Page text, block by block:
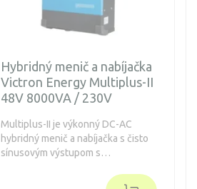
Hybridný menič a nabíjačka
Victron Energy Multiplus-II
48V 8000VA / 230V
Multiplus-II je výkonný DC-AC
hybridný menič a nabíjačka s čisto
sínusovým výstupom s
nabíjačkou batérií a ultra rýchlym